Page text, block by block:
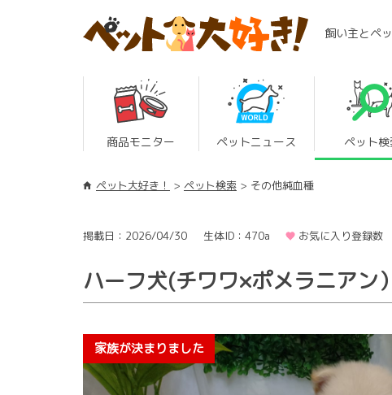
飼い主とペ
商品モニター ペットニュース ペット
ペット大好き！ ペット検索 その他純血種
掲載日：2026/04/30 生体ID：470a お気に入り登録
ハーフ犬(チワワ×ポメラニアン